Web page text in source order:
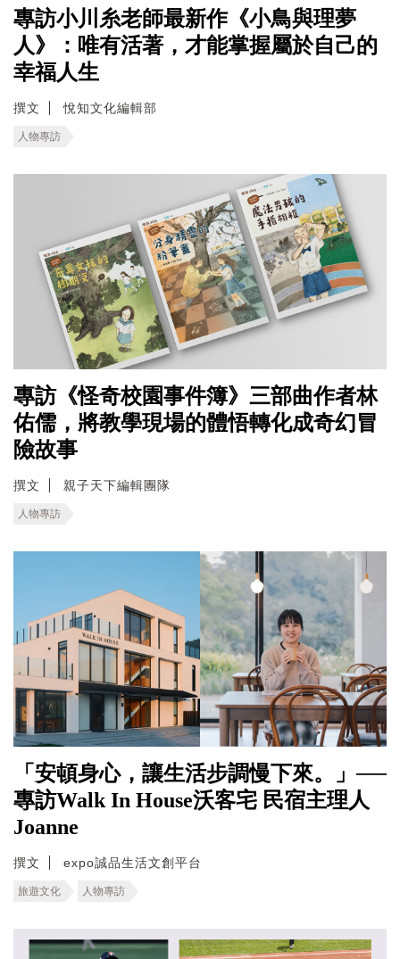
專訪小川糸老師最新作《小鳥與理夢
人》：唯有活著，才能掌握屬於自己的
幸福人生
撰文 悅知文化編輯部
人物專訪
專訪《怪奇校園事件簿》三部曲作者林
佑儒，將教學現場的體悟轉化成奇幻冒
險故事
撰文 親子天下編輯團隊
人物專訪
「安頓身心，讓生活步調慢下來。」──
專訪Walk In House沃客宅 民宿主理人
Joanne
撰文 expo誠品生活文創平台
旅遊文化 人物專訪